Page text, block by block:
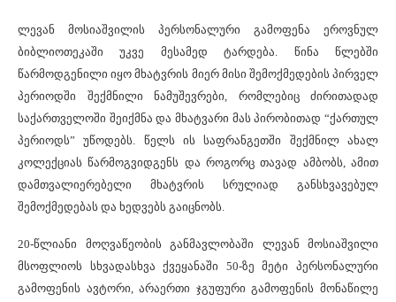
ლევან მოსიაშვილის პერსონალური გამოფენა ეროვნულ
ბიბლიოთეკაში უკვე მესამედ ტარდება. წინა წლებში
წარმოდგენილი იყო მხატვრის მიერ მისი შემოქმედების პირველ
პერიოდში შექმნილი ნამუშევრები, რომლებიც ძირითადად
საქართველოში შეიქმნა და მხატვარი მას პირობითად “ქართულ
პერიოდს” უწოდებს. წელს ის საფრანგეთში შექმნილ ახალ
კოლექციას წარმოგვიდგენს და როგორც თავად ამბობს, ამით
დამთვალიერებელი მხატვრის სრულიად განსხვავებულ
შემოქმედებას და ხედვებს გაიცნობს.
20-წლიანი მოღვაწეობის განმავლობაში ლევან მოსიაშვილი
მსოფლიოს სხვადასხვა ქვეყანაში 50-ზე მეტი პერსონალური
გამოფენის ავტორი, არაერთი ჯგუფური გამოფენის მონაწილე